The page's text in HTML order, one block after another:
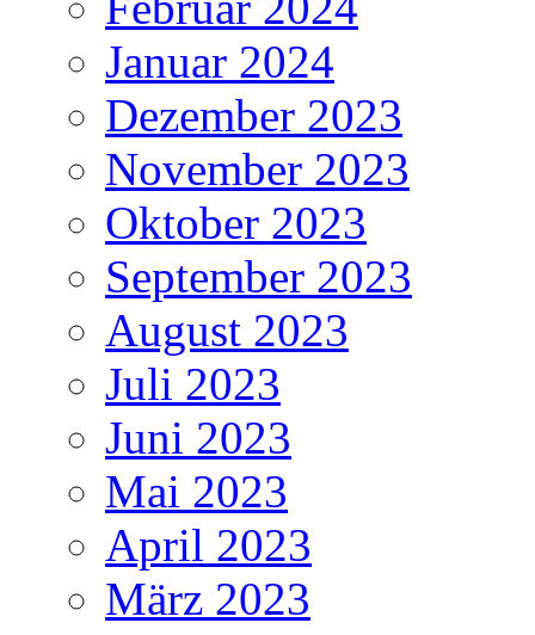
Januar 2024
Dezember 2023
November 2023
Oktober 2023
September 2023
August 2023
Juli 2023
Juni 2023
Mai 2023
April 2023
März 2023